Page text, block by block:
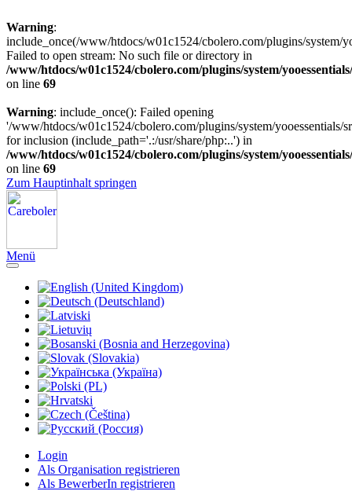
Warning:
include_once(/www/htdocs/w01c1524/cbolero.com/plugins/system/
Failed to open stream: No such file or directory in
/www/htdocs/w01c1524/cbolero.com/plugins/system/
on line 69
Warning: include_once(): Failed opening
'/www/htdocs/w01c1524/cbolero.com/plugins/system/yooessentials/
for inclusion (include_path='.:/usr/share/php:..') in
/www/htdocs/w01c1524/cbolero.com/plugins/system/
on line 69
Zum Hauptinhalt springen
Menü
Login
Als Organisation registrieren
Als BewerberIn registrieren